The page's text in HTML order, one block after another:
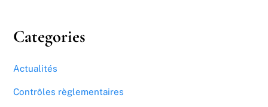
Categories
Actualités
Contrôles règlementaires